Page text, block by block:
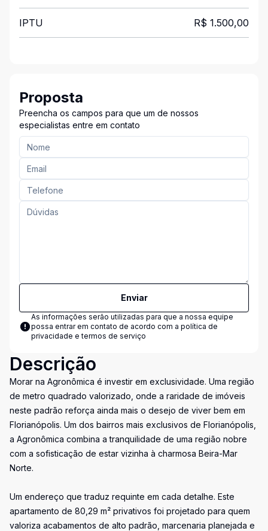
IPTU R$ 1.500,00
Proposta
Preencha os campos para que um de nossos
especialistas entre em contato
Enviar
As informações serão utilizadas para que a nossa equipe
possa entrar em contato de acordo com a política de
privacidade e termos de serviço
Descrição
Morar na Agronômica é investir em exclusividade. Uma região
de metro quadrado valorizado, onde a raridade de imóveis
neste padrão reforça ainda mais o desejo de viver bem em
Florianópolis. Um dos bairros mais exclusivos de Florianópolis,
a Agronômica combina a tranquilidade de uma região nobre
com a sofisticação de estar vizinha à charmosa Beira-Mar
Norte.
Um endereço que traduz requinte em cada detalhe. Este
apartamento de 80,29 m² privativos foi projetado para quem
valoriza acabamentos de alto padrão, marcenaria planejada e